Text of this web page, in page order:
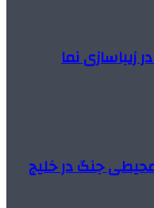
زیباسازی نما
جنگ در خلیج